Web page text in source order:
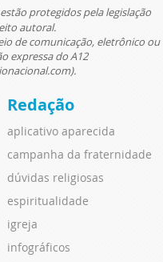
protegidos pela legislação
autoral.
de comunicação, eletrônico ou
expressa do A12
Redação
aplicativo aparecida
campanha da fraternidade
dúvidas religiosas
espiritualidade
igreja
infográficos